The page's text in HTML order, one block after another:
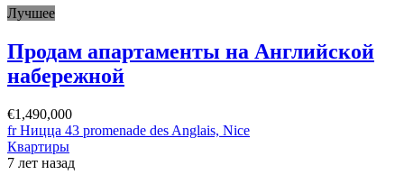
Лучшее
Продам апартаменты на Английской
набережной
€1,490,000
fr Ницца 43 promenade des Anglais, Nice
Квартиры
7 лет назад